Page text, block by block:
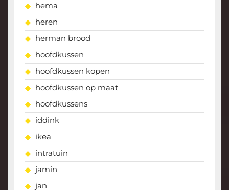
hema
heren
herman brood
hoofdkussen
hoofdkussen kopen
hoofdkussen op maat
hoofdkussens
iddink
ikea
intratuin
jamin
jan